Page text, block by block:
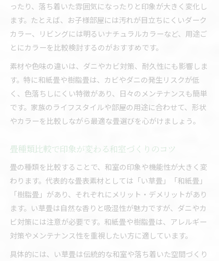
ったり、落ち着いた雰囲気になったりと印象が大きく変化し
ます。たとえば、お子様部屋には汚れが目立ちにくいダーク
カラー、リビングには明るいナチュラルカラーなど、用途ご
とにカラーを比較検討するのがおすすめです。
素材や色味の違いは、ダニやカビ対策、耐久性にも影響しま
す。特に和紙畳や樹脂畳は、カビやダニの発生リスクが低
く、色落ちしにくい特徴があり、日々のメンテナンスも簡単
です。家族のライフスタイルや部屋の用途に合わせて、形状
やカラーを比較しながら最適な畳選びを心がけましょう。
畳種類比較で印象が変わる和室づくりのコツ
畳の種類を比較することで、和室の印象や機能性が大きく変
わります。代表的な畳表素材としては「い草畳」「和紙畳」
「樹脂畳」があり、それぞれにメリット・デメリットがあり
ます。い草畳は自然な香りと吸湿性が魅力ですが、ダニやカ
ビ対策には注意が必要です。和紙畳や樹脂畳は、アレルギー
対策やメンテナンス性を重視したい方に適しています。
具体的には、い草畳は伝統的な和室や落ち着いた空間づくり